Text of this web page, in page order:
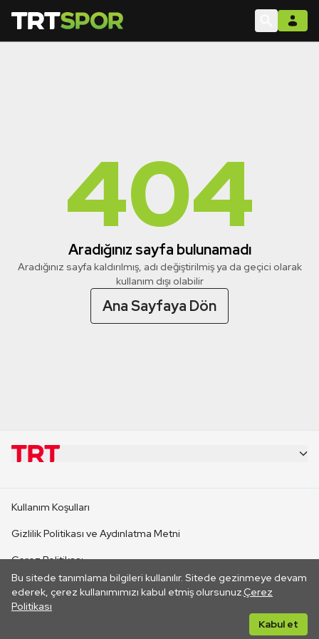
404
Aradığınız sayfa bulunamadı
Aradığınız sayfa kaldırılmış, adı değiştirilmiş ya da geçici olarak
kullanım dışı olabilir
Ana Sayfaya Dön
Bu sitede tanımlama bilgileri kullanılır. Sitede gezinmeye devam
ederek, çerez kullanımımızı kabul etmiş olursunuz.Çerez
Politikası
Kabul et
CANLI YAYINLAR
Kullanım Koşulları
Gizlilik Politikası ve Aydınlatma Metni
Çerez Politikası
İletişim
Her hakkı saklıdır. ©2026 TRT. Bağlantı yoluyla gidilen dış